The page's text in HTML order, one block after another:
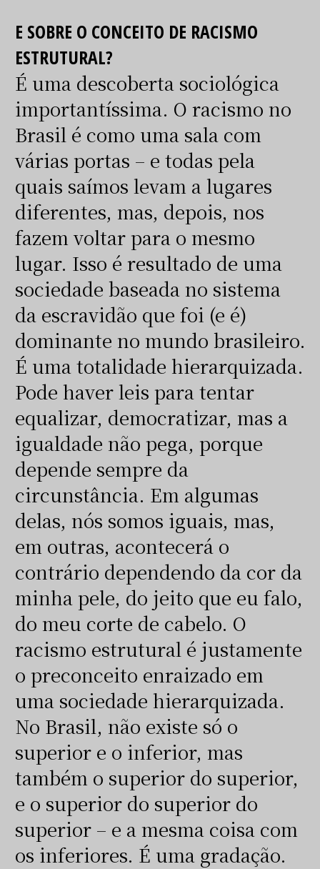
E SOBRE O CONCEITO DE RACISMO
ESTRUTURAL?
É uma descoberta sociológica
importantíssima. O racismo no
Brasil é como uma sala com
várias portas – e todas pela
quais saímos levam a lugares
diferentes, mas, depois, nos
fazem voltar para o mesmo
lugar. Isso é resultado de uma
sociedade baseada no sistema
da escravidão que foi (e é)
dominante no mundo brasileiro.
É uma totalidade hierarquizada.
Pode haver leis para tentar
equalizar, democratizar, mas a
igualdade não pega, porque
depende sempre da
circunstância. Em algumas
delas, nós somos iguais, mas,
em outras, acontecerá o
contrário dependendo da cor da
minha pele, do jeito que eu falo,
do meu corte de cabelo. O
racismo estrutural é justamente
o preconceito enraizado em
uma sociedade hierarquizada.
No Brasil, não existe só o
superior e o inferior, mas
também o superior do superior,
e o superior do superior do
superior – e a mesma coisa com
os inferiores. É uma gradação.